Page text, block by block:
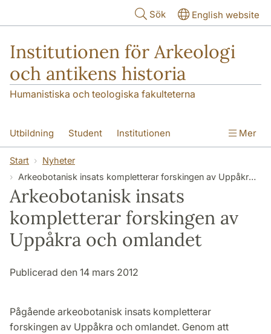
Sök English website
Institutionen för Arkeologi
och antikens historia
Humanistiska och teologiska fakulteterna
Utbildning Student Institutionen
Forskning Kontakt
Mer
Start
Nyheter
Arkeobotanisk insats kompletterar forskingen av Uppåkra och omlandet
Arkeobotanisk insats
kompletterar forskingen av
Uppåkra och omlandet
Publicerad den 14 mars 2012
Pågående arkeobotanisk insats kompletterar
forskingen av Uppåkra och omlandet. Genom att